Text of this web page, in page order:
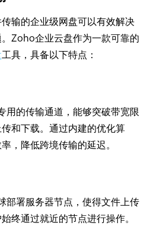
输的企业级网盘可以有效解决
Zoho企业云盘作为一款可靠的
工具，具备以下特点：
用的传输通道，能够突破带宽限
和下载。通过内建的优化算
，降低跨境传输的延迟。
部署服务器节点，使得文件上传
终通过就近的节点进行操作。